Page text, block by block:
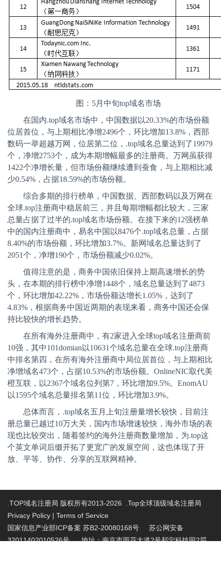
图： 5月中旬top域名市场
在国内.top域名市场中，中国数据以20.33%的市场份额
位居首位，与上期相比净增2496个，环比增加13.8% ，西部
数码一举超越万网，位居第二位， .top域名总量达到了19979
个，净增2753个，成为本期增幅最多的注册商。万网虽获得
1422个净增长量，但市场份额继续遭到蚕食，与上期相比减
少0.54% ，占据18.59%的市场份额。
综合多期的排行榜单，中国数据、西部数码以及万网在
全球.top注册商中稳居前三，并且每期增幅都比较大，三家
总量占据了过半的.top域名市场份额。在接下来的12强榜单
中的国内注册商中，易名中国以8476个.top域名总量，占据
8.40%的市场份额，环比增加3.7%。新网域名总量达到了
2051个，净增190个，市场份额减少0.02%。
值得注意的是，商务中国依旧保持上期高速增长的势
头，在本期的排行榜中净增1448个，域名总量达到了4873
个，环比增加42.22% ，市场份额达增长1.05% ，达到了
4.83% ，根据商务中国近两期的表现来看，商务中国还会保
持比较快的增长趋势。
在所有海外注册商中，有2家进入全球top域名注册商前
10强，其中101domian 以10631个域名总量在全球.top注册商
中排名第四，在所有海外注册商中局位居首位，与上期相比
净增域名473个，占据10.53%的市场份额。 OnlineNIC取代美
橙互联，以2367个域名位列第7 ，环比增加9.5%。 EnomAU
以1595个域名总量排名第11位，环比增加3.9%。
总体而言， .top域名五月上旬注册量增长较快，目前注
册总量已越过10万大关，国内市场增速较快，海外市场的表
现也比较突出，随着签约的海外注册商数量增加，为.top这
个英文单词后缀开拓了更宽广的发展空间，这也体现了开
放、平等、协作、分享的互联网精神。
.TOP域名注册局 版权所有2013-2026 .Top全球顶级域名注册局
Privacy Policy | Terms of Service
国家信息产业部ICP备案 苏B2-20080168号 苏公网安备
32011402010526号 地址：南京市雨花大道2号邦宁科技园2层